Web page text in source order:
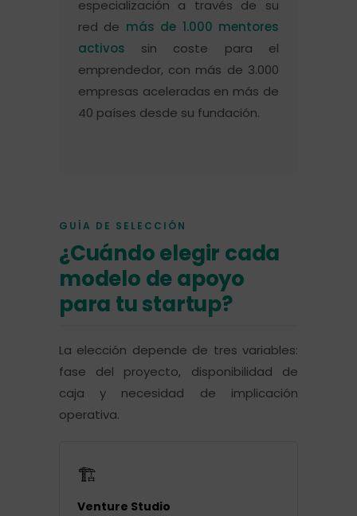
especialización a través de su
red de más de 1.000 mentores
activos sin coste para el
emprendedor, con más de 3.000
empresas aceleradas en más de
40 países desde su fundación.
GUÍA DE SELECCIÓN
¿Cuándo elegir cada
modelo de apoyo
para tu startup?
La elección depende de tres variables:
fase del proyecto, disponibilidad de
caja y necesidad de implicación
operativa.
🏗️
Venture Studio